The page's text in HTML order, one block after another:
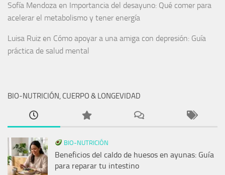
Sofía Mendoza en Importancia del desayuno: Qué comer para
acelerar el metabolismo y tener energía
Luisa Ruiz en Cómo apoyar a una amiga con depresión: Guía
práctica de salud mental
BIO-NUTRICIÓN, CUERPO & LONGEVIDAD
BIO-NUTRICIÓN
Beneficios del caldo de huesos en ayunas: Guía
para reparar tu intestino